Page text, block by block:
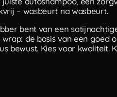
– wasbeurt na wasbeurt.
bent van een
de basis van een
bewust. Kies voor kwaliteit.